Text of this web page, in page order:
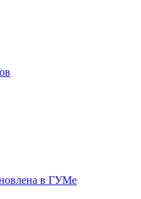
в ГУМе